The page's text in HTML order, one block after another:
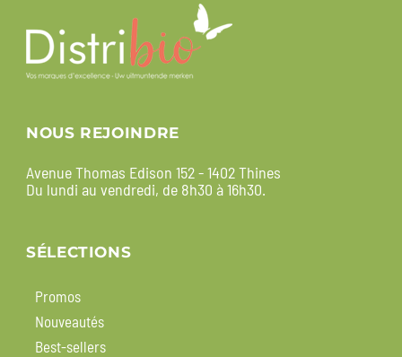
NOUS REJOINDRE
Avenue Thomas Edison 152 - 1402 Thines
Du lundi au vendredi, de 8h30 à 16h30.
SÉLECTIONS
Promos
Nouveautés
Best-sellers